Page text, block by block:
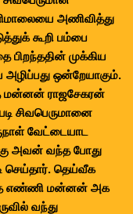
அணிவித்து
கூறி பம்பை
பிறந்ததின் முக்கிய
ஒன்றேயாகும்.
மன்னன் ராஜசேகரன்
சிவபெருமானை
வேட்டையாட
அவன் வந்த போது
செய்தார். தெய்வீக
எண்ணி மன்னன் அக
வந்து